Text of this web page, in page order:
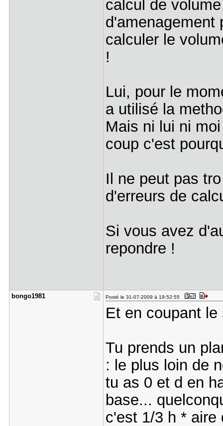
calcul de
d'amenagement
calculer le
!
Lui, pour le
a utilisé la
Mais ni lui ni
coup c'est
Il ne peut pas
d'erreurs de
Si vous avez
repondre !
bongo1981 Posté le 31-07-2009 à 19:52:55
Et en coupant
Tu prends un
: le plus loin de
tu as 0 et d en
base...
c'est 1/3 h * aire